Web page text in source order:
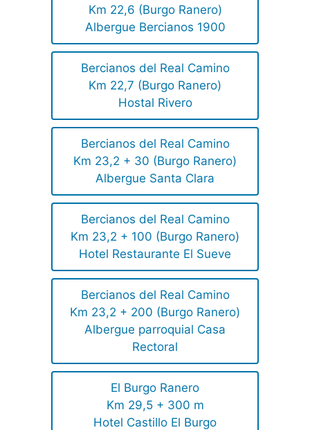
Km 22,6 (Burgo Ranero)
Albergue Bercianos 1900
Bercianos del Real Camino
Km 22,7 (Burgo Ranero)
Hostal Rivero
Bercianos del Real Camino
Km 23,2 + 30 (Burgo Ranero)
Albergue Santa Clara
Bercianos del Real Camino
Km 23,2 + 100 (Burgo Ranero)
Hotel Restaurante El Sueve
Bercianos del Real Camino
Km 23,2 + 200 (Burgo Ranero)
Albergue parroquial Casa
Rectoral
El Burgo Ranero
Km 29,5 + 300 m
Hotel Castillo El Burgo